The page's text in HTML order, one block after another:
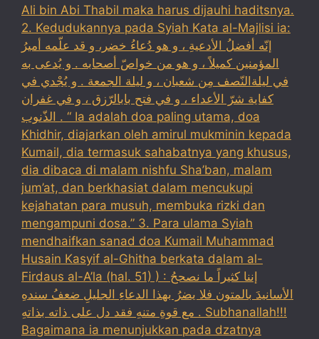
Ali bin Abi Thabil maka harus dijauhi haditsnya.
2. Kedudukannya pada Syiah Kata al-Majlisi ia:
إنّه أفضلُ الأدعيةِ ، و هو دُعاءُ خضر، و قد علّمه أميرُ
المؤمنين كميلاً ، و هو من خواصّ أصحابه . و يُدعى به
في ليلةالنّصف مِن شعبان ، و ليلة الجمعة . و يُجْدي في
كفاية شرّ الأعداء ، و في فتح بابالرّزق ، و في غفران
الذّنوب . “ Ia adalah doa paling utama, doa
Khidhir, diajarkan oleh amirul mukminin kepada
Kumail, dia termasuk sahabatnya yang khusus,
dia dibaca di malam nishfu Sha’ban, malam
jum’at, dan berkhasiat dalam mencukupi
kejahatan para musuh, membuka rizki dan
mengampuni dosa.” 3. Para ulama Syiah
mendhaifkan sanad doa Kumail Muhammad
Husain Kasyif al-Ghitha berkata dalam al-
Firdaus al-A’la (hal. 51) ) : إننا كثيراً ما نصححُ
الأسانيدَ بالمتون فلا يضرُ بهذا الدعاءِ الجليلِ ضعفُ سندهِ
مع قوةِ متنهِ فقد دل على ذاته بذاتهِ . Subhanallah!!!
Bagaimana ia menunjukkan pada dzatnya